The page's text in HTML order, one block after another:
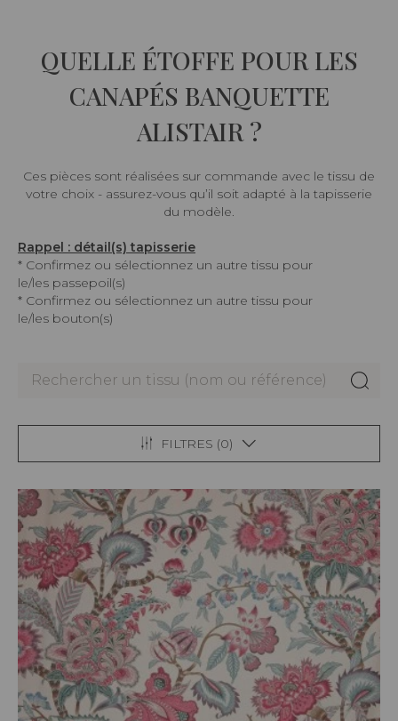
QUELLE ÉTOFFE POUR LES
CANAPÉS BANQUETTE
ALISTAIR ?
Ces pièces sont réalisées sur commande avec le tissu de
votre choix - assurez-vous qu’il soit adapté à la tapisserie
du modèle.
Rappel : détail(s) tapisserie
* Confirmez ou sélectionnez un autre tissu pour
le/les passepoil(s)
* Confirmez ou sélectionnez un autre tissu pour
le/les bouton(s)
FILTRES (0)